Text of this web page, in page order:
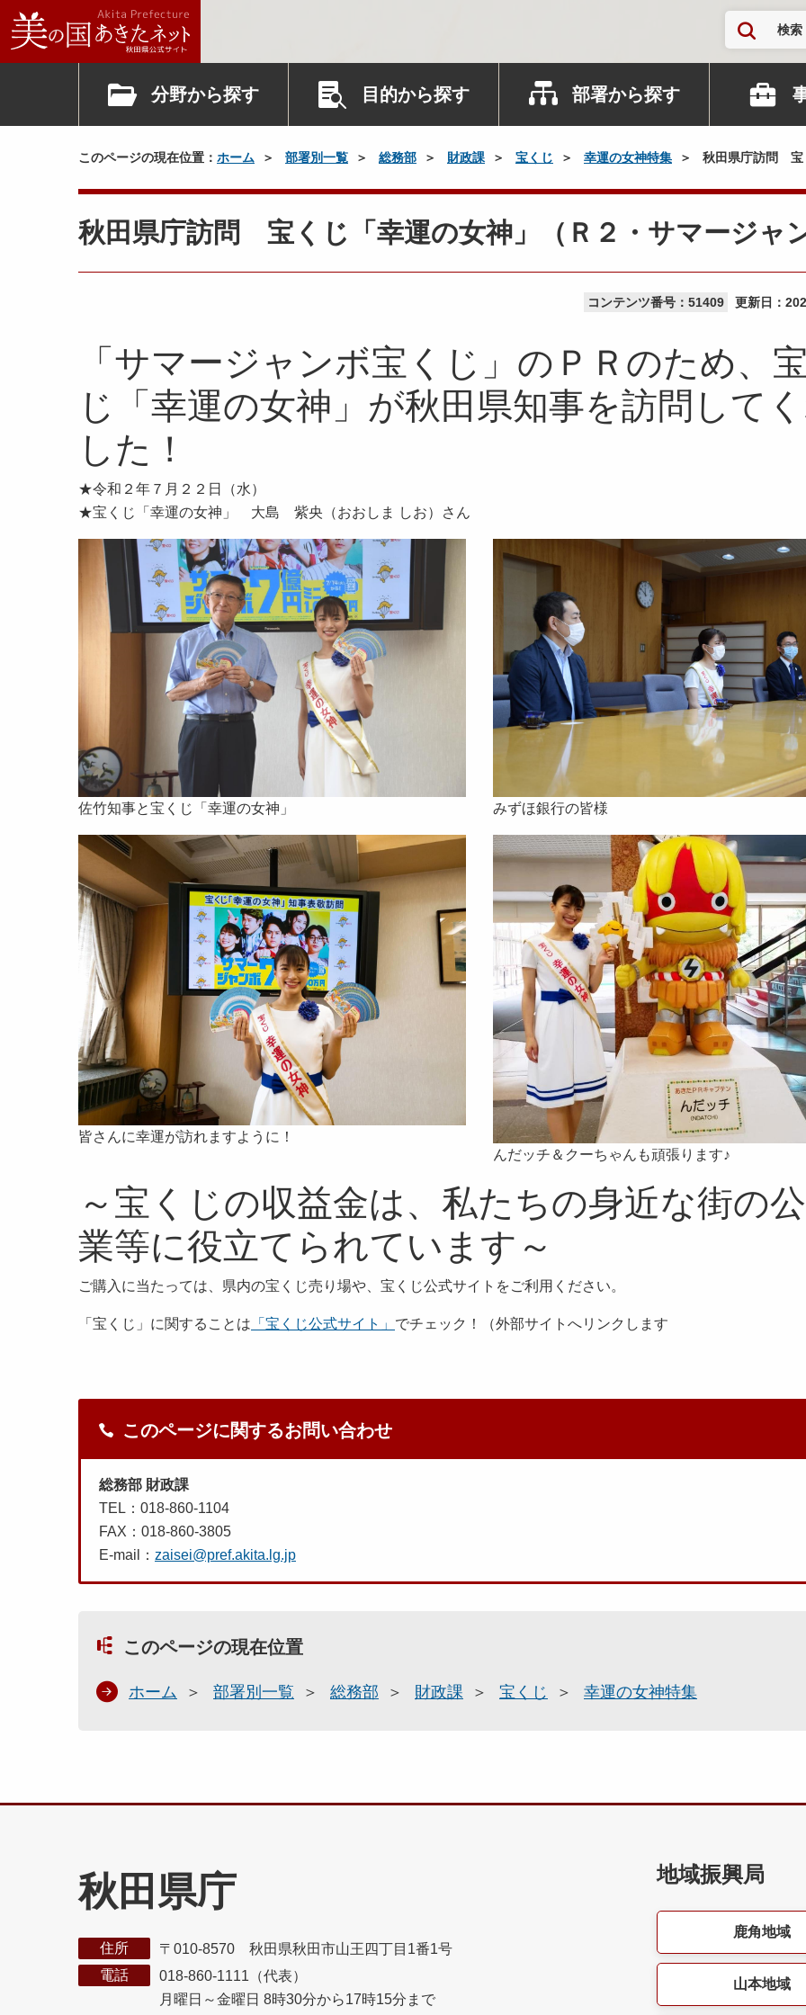
検索
分野から探す 目的から探す 部署から探す
このページの現在位置： ホーム 部署別一覧 総務部 財政課 宝くじ 幸運の女神特集 秋田県庁訪問 宝
秋田県庁訪問 宝くじ「幸運の女神」（Ｒ２・サマージャ
コンテンツ番号：51409 更新日：
「サマージャンボ宝くじ」のＰＲのため、
じ「幸運の女神」が秋田県知事を訪問して
した！
★令和２年７月２２日（水）
★宝くじ「幸運の女神」 大島 紫央（おおしま しお）さん
佐竹知事と宝くじ「幸運の女神」 みずほ銀行の皆様
皆さんに幸運が訪れますように！
んだッチ＆クーちゃんも頑張ります♪
～宝くじの収益金は、私たちの身近な街の
業等に役立てられています～
ご購入に当たっては、県内の宝くじ売り場や、宝くじ公式サイトをご利用ください。
「宝くじ」に関することは 「宝くじ公式サイト」 でチェック！（外部サイトへリンクします
このページに関するお問い合わせ
総務部 財政課
TEL：018-860-1104
FAX：018-860-3805
E-mail： zaisei@pref.akita.lg.jp
このページの現在位置
ホーム 部署別一覧 総務部 財政課 宝くじ 幸運の女神特集
秋田県庁
住所
〒010-8570 秋田県秋田市山王四丁目1番1号
電話
018-860-1111（代表）
月曜日～金曜日 8時30分から17時15分まで
地域振興局
鹿角地域
山本地域